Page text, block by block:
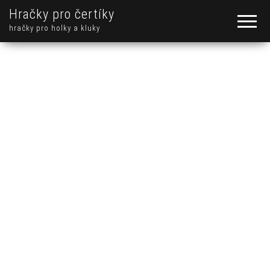
Hračky pro čertíky
hračky pro holky a kluky